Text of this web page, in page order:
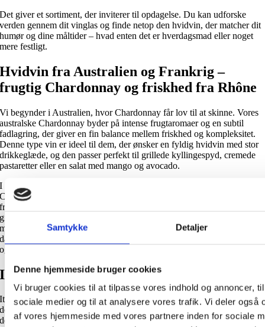
Samtykke Detaljer
Denne hjemmeside bruger cookies
Vi bruger cookies til at tilpasse vores indhold og annoncer,
sociale medier og til at analysere vores trafik. Vi deler også
af vores hjemmeside med vores partnere inden for sociale
Det giver et sortiment, der inviterer til opdagelse. Du kan udforske
verden gennem dit vinglas og finde netop den hvidvin, der matcher dit
humør og dine måltider – hvad enten det er hverdagsmad eller noget
mere festligt.
Hvidvin fra Australien og Frankrig –
frugtig Chardonnay og friskhed fra Rhône
Vi begynder i Australien, hvor Chardonnay får lov til at skinne. Vores
australske Chardonnay byder på intense frugtaromaer og en subtil
fadlagring, der giver en fin balance mellem friskhed og kompleksitet.
Denne type vin er ideel til dem, der ønsker en fyldig hvidvin med stor
drikkeglæde, og den passer perfekt til grillede kyllingespyd, cremede
pastaretter eller en salat med mango og avocado.
I Rhônedalen i Frankrig finder man en helt anden stil.
Côtes du Rhône Blanc er en forfriskende vin med citrusnoter og en ren,
frisk eftersmag. Den er sammensat af flere druesorter, der tilsammen
giver en harmonisk smagsprofil. Vinen egner sig godt som aperitif,
men kan også løfte både fiskeretter og finere fjerkræ. Prøv den til
dampet torsk med citrontimian eller en gedeost salat; vinens friske syre
og klare noter giver retten et let løft.
Italiensk hvidvin – fra Friuli til Salento
Italien byder på en bred vifte af hvidvine i alle prisklasser. Fra Friuli i
det nordøstlige Italien kommer en frisk og elegant Chardonnay IGT,
der dufter af æble, pære, citrus og tropiske frugter. Den har en medium